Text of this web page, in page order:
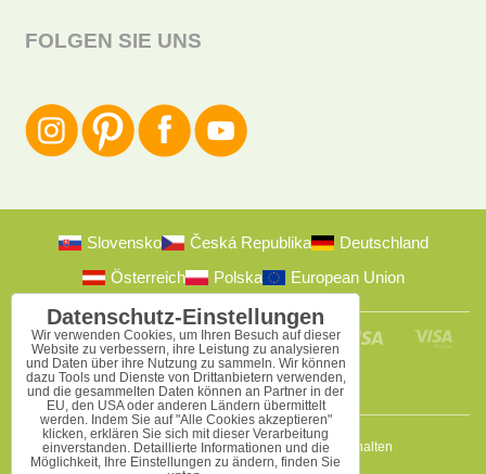
FOLGEN SIE UNS
Slovensko Česká Republika
Deutschland
Österreich
Polska European Union
2009-2026 © Bomba s.r.o.Alle Rechte vorbehalten
Datenschutz-Einstellungen
Wir verwenden Cookies, um Ihren Besuch auf dieser
Website zu verbessern, ihre Leistung zu analysieren
und Daten über ihre Nutzung zu sammeln. Wir können
dazu Tools und Dienste von Drittanbietern verwenden,
und die gesammelten Daten können an Partner in der
EU, den USA oder anderen Ländern übermittelt
werden. Indem Sie auf "Alle Cookies akzeptieren"
klicken, erklären Sie sich mit dieser Verarbeitung
einverstanden. Detaillierte Informationen und die
Möglichkeit, Ihre Einstellungen zu ändern, finden Sie